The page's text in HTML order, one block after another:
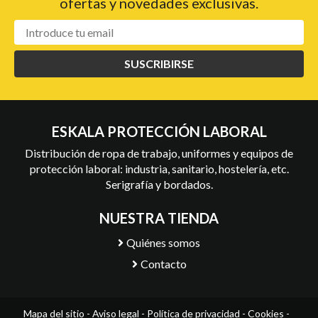
SUSCRIBIRSE
ESKALA PROTECCIÓN LABORAL
Distribución de ropa de trabajo, uniformes y equipos de
protección laboral: industria, sanitario, hostelería, etc.
Serigrafía y bordados.
NUESTRA TIENDA
Quiénes somos
Contacto
Mapa del sitio - Aviso legal - Política de privacidad - Cookies -